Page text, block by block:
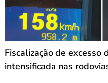
Fiscalização de excesso
intensificada nas